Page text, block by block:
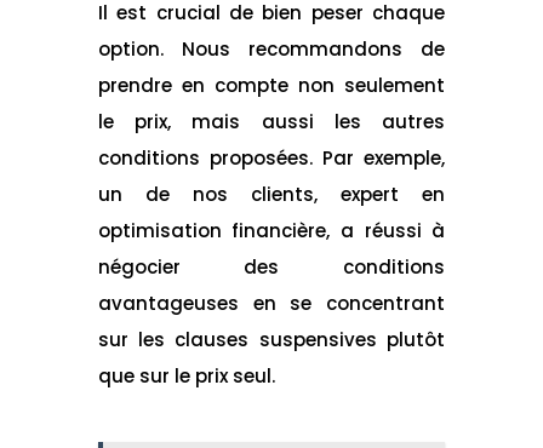
Il est crucial de bien peser chaque
option. Nous recommandons de
prendre en compte non seulement
le prix, mais aussi les autres
conditions proposées. Par exemple,
un de nos clients, expert en
optimisation financière, a réussi à
négocier des conditions
avantageuses en se concentrant
sur les clauses suspensives plutôt
que sur le prix seul.